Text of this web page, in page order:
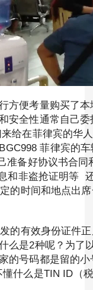
方便考量购买了
安全性通常自己
给在菲律宾的华
菲律宾的
准备好协议书合
和非盗抢证明等
的时间和地点出
的有效身份证件
么是2种呢？为了
的号码都是留的
什么是TIN ID（